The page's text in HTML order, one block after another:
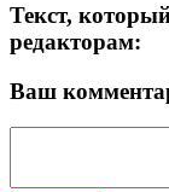
Текст,
редакторам:
Ваш